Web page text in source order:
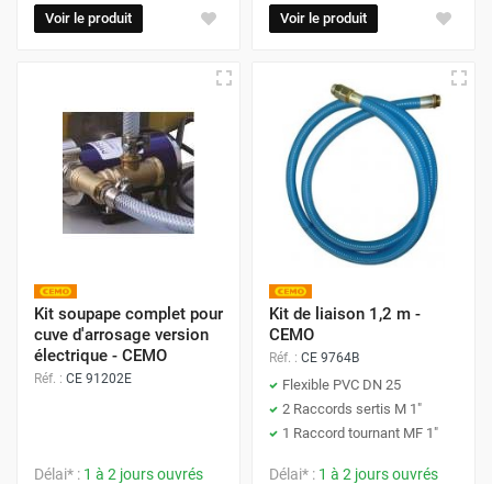
Voir le produit Voir le produit
Kit soupape complet pour
cuve d'arrosage version
électrique - CEMO
Réf. : CE 91202E
Délai* : 1 à 2 jours ouvrés
Kit de liaison 1,2 m -
CEMO
Réf. : CE 9764B
Flexible PVC DN 25
2 Raccords sertis M 1"
1 Raccord tournant MF 1"
Délai* : 1 à 2 jours ouvrés